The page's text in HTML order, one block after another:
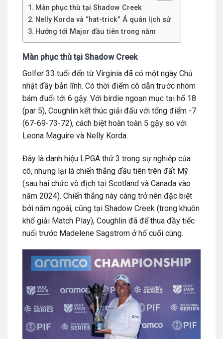
Màn phục thù tại Shadow Creek
Nelly Korda và “hat-trick” Á quân lịch sử
Hướng tới Major đầu tiên trong năm
Màn phục thù tại Shadow Creek
Golfer 33 tuổi đến từ Virginia đã có một ngày Chủ
nhật đầy bản lĩnh. Có thời điểm cô dẫn trước nhóm
bám đuổi tới 6 gậy. Với birdie ngoạn mục tại hố 18
(par 5), Coughlin kết thúc giải đấu với tổng điểm -7
(67-69-73-72), cách biệt hoàn toàn 5 gậy so với
Leona Maguire và Nelly Korda.
Đây là danh hiệu LPGA thứ 3 trong sự nghiệp của
cô, nhưng lại là chiến thắng đầu tiên trên đất Mỹ
(sau hai chức vô địch tại Scotland và Canada vào
năm 2024). Chiến thắng này càng trở nên đặc biệt
bởi năm ngoái, cũng tại Shadow Creek (trong khuôn
khổ giải Match Play), Coughlin đã để thua đầy tiếc
nuối trước Madelene Sagstrom ở hố cuối cùng.